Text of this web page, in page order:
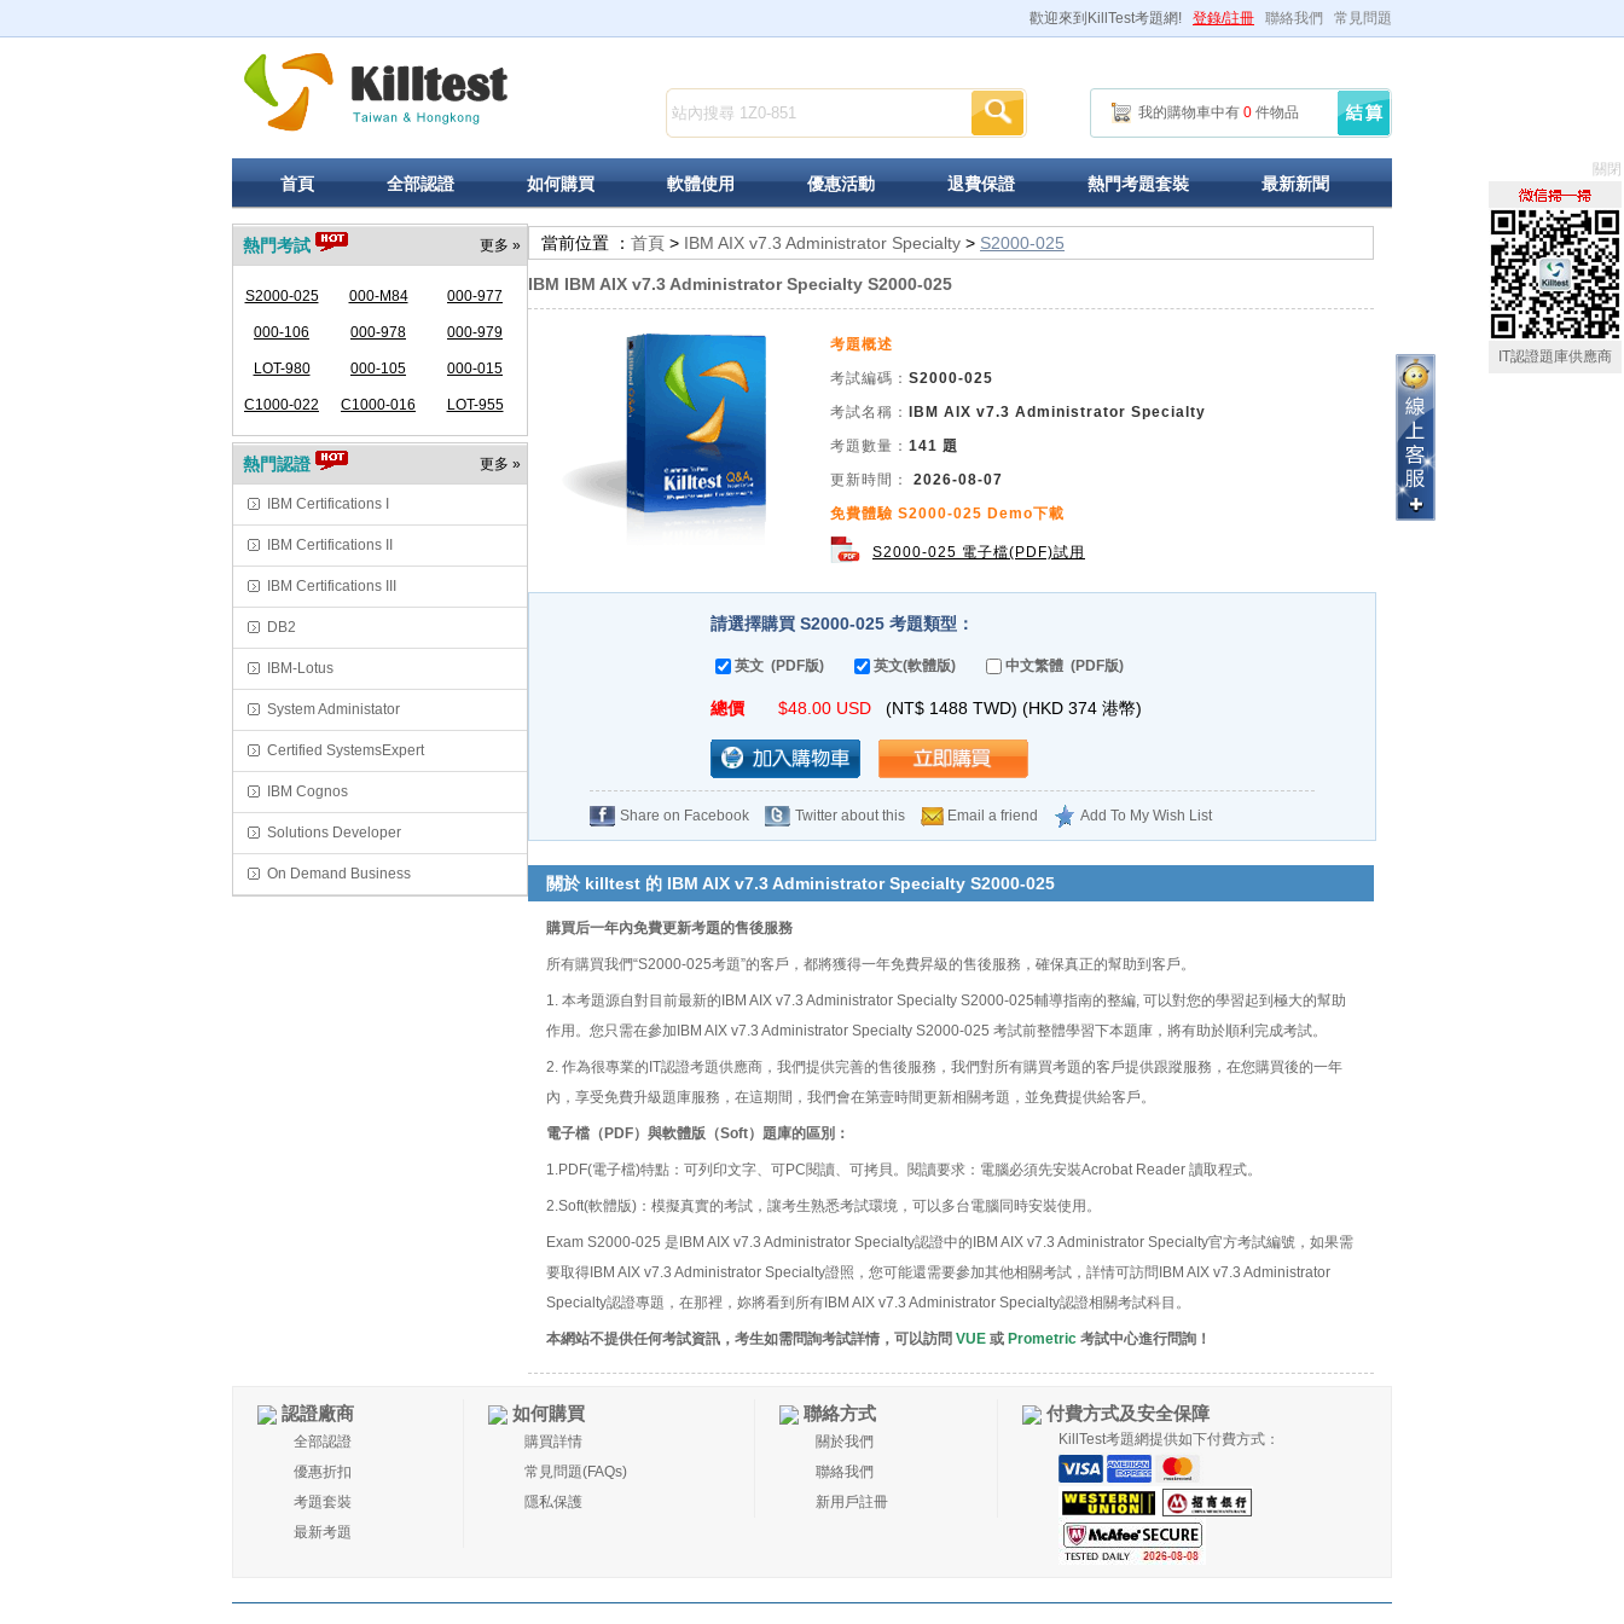
關閉
IT認證題庫供應商
歡迎來到KillTest考題網! 登錄/註冊 聯絡我們 常見問題
我的購物車中有 0 件物品
首頁 全部認證 如何購買 軟體使用 優惠活動 退費保證 熱門考題套裝 最新新聞
更多 »
熱門考試
S2000-025 000-M84 000-977
000-106 000-978 000-979
LOT-980 000-105 000-015
C1000-022 C1000-016 LOT-955
更多 »
熱門認證
IBM Certifications I
IBM Certifications II
IBM Certifications III
DB2
IBM-Lotus
System Administator
Certified SystemsExpert
IBM Cognos
Solutions Developer
On Demand Business
當前位置 ： 首頁 > IBM AIX v7.3 Administrator Specialty > S2000-025
IBM IBM AIX v7.3 Administrator Specialty S2000-025
考題概述
考試編碼： S2000-025
考試名稱：
IBM AIX v7.3 Administrator Specialty
考題數量： 141 題
更新時間：
2026-08-07
免費體驗 S2000-025 Demo下載
S2000-025 電子檔(PDF)試用
請選擇購買 S2000-025 考題類型：
英文 (PDF版) 英文(軟體版) 中文繁體 (PDF版)
總價 $48.00 USD (NT$ 1488 TWD) (HKD 374 港幣)
Share on Facebook Twitter about this Email a friend Add To My Wish List
關於 killtest 的 IBM AIX v7.3 Administrator Specialty S2000-025
購買后一年內免費更新考題的售後服務
所有購買我們“S2000-025考題”的客戶，都將獲得一年免費昇級的售後服務，確保真正的幫助到客戶。
1. 本考題源自對目前最新的IBM AIX v7.3 Administrator Specialty S2000-025輔導指南的整編, 可以對您的學習起到極大的幫助
作用。您只需在參加IBM AIX v7.3 Administrator Specialty S2000-025 考試前整體學習下本題庫，將有助於順利完成考試。
2. 作為很專業的IT認證考題供應商，我們提供完善的售後服務，我們對所有購買考題的客戶提供跟蹤服務，在您購買後的一年
內，享受免費升級題庫服務，在這期間，我們會在第壹時間更新相關考題，並免費提供給客戶。
電子檔（PDF）與軟體版（Soft）題庫的區別：
1.PDF(電子檔)特點：可列印文字、可PC閱讀、可拷貝。閱讀要求：電腦必須先安裝Acrobat Reader 讀取程式。
2.Soft(軟體版)：模擬真實的考試，讓考生熟悉考試環境，可以多台電腦同時安裝使用。
Exam S2000-025 是IBM AIX v7.3 Administrator Specialty認證中的IBM AIX v7.3 Administrator Specialty官方考試編號，如果需
要取得IBM AIX v7.3 Administrator Specialty證照，您可能還需要參加其他相關考試，詳情可訪問IBM AIX v7.3 Administrator
Specialty認證專題，在那裡，妳將看到所有IBM AIX v7.3 Administrator Specialty認證相關考試科目。
本網站不提供任何考試資訊，考生如需問詢考試詳情，可以訪問 VUE 或 Prometric 考試中心進行問詢！
認證廠商
全部認證
優惠折扣
考題套裝
最新考題
如何購買
購買詳情
常見問題(FAQs)
隱私保護
聯絡方式
關於我們
聯絡我們
新用戶註冊
付費方式及安全保障
KillTest考題網提供如下付費方式：